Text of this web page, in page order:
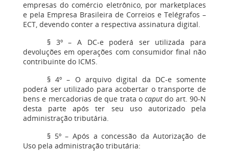
empresas do comércio eletrônico, por marketplaces
e pela Empresa Brasileira de Correios e Telégrafos –
ECT, devendo conter a respectiva assinatura digital.
§ 3º – A DC-e poderá ser utilizada para
devoluções em operações com consumidor final não
contribuinte do ICMS.
§ 4º – O arquivo digital da DC-e somente
poderá ser utilizado para acobertar o transporte de
bens e mercadorias de que trata ocaputdo art. 90-N
desta parte após ter seu uso autorizado pela
administração tributária.
§ 5º – Após a concessão da Autorização de
Uso pela administração tributária: